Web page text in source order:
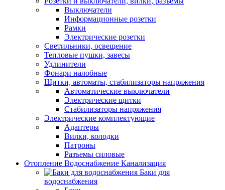
Выключатели
Информационные розетки
Рамки
Электрические розетки
Светильники, освещение
Тепловые пушки, завесы
Удлинители
Фонари налобные
Щитки, автоматы, стабилизаторы напряжения
Автоматические выключатели
Электрические щитки
Стабилизаторы напряжения
Электрические комплектующие
Адаптеры
Вилки, колодки
Патроны
Разъемы силовые
Отопление Водоснабжение Канализация
Баки для
водоснабжения